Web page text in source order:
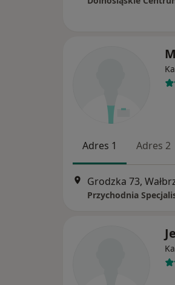
Adres 1 Adres 2
Grodzka 73,
Przychodnia